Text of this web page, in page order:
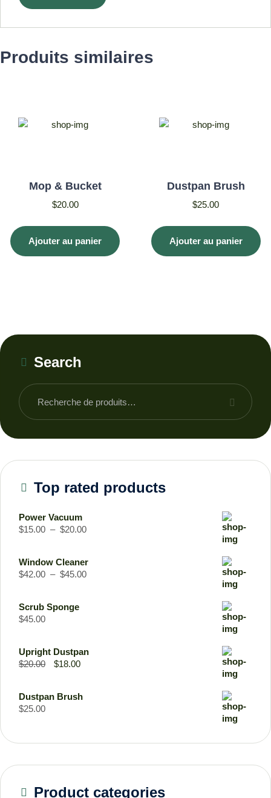
Produits similaires
Mop & Bucket
$20.00
Ajouter au panier
Dustpan Brush
$25.00
Ajouter au panier
Search
Top rated products
Power Vacuum
$15.00 – $20.00
Window Cleaner
$42.00 – $45.00
Scrub Sponge
$45.00
Upright Dustpan
$20.00 $18.00
Dustpan Brush
$25.00
Product categories